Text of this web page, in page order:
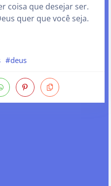
coisa que desejar ser.
quer que você seja.
#deus